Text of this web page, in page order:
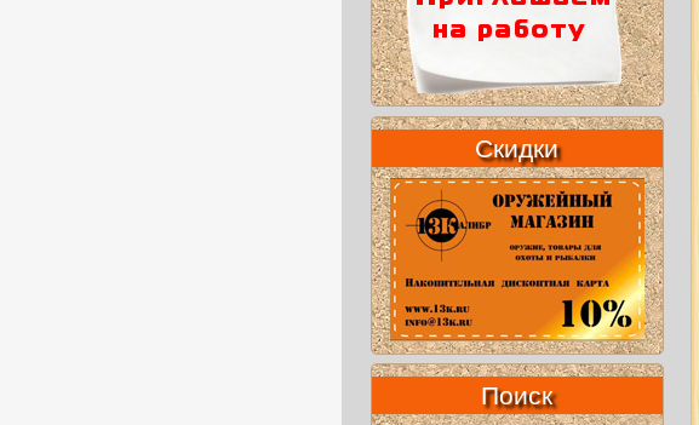
Скидки
Поиск